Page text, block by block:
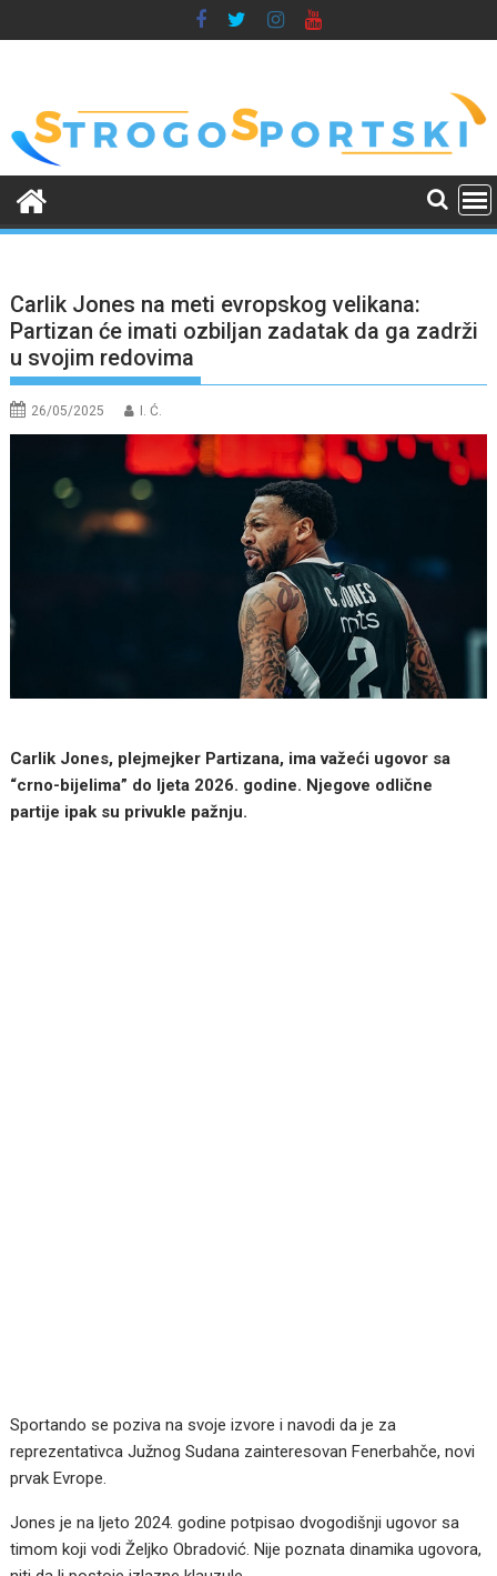
to
Carlik Jones na meti evropskog velikana:
Partizan će imati ozbiljan zadatak da ga zadrži
u svojim redovima
26/05/2025 I. Ć.
Carlik Jones, plejmejker Partizana, ima važeći ugovor sa
“crno-bijelima” do ljeta 2026. godine. Njegove odlične
partije ipak su privukle pažnju.
Sportando se poziva na svoje izvore i navodi da je za
reprezentativca Južnog Sudana zainteresovan Fenerbahče, novi
prvak Evrope.
Jones je na ljeto 2024. godine potpisao dvogodišnji ugovor sa
timom koji vodi Željko Obradović. Nije poznata dinamika ugovora,